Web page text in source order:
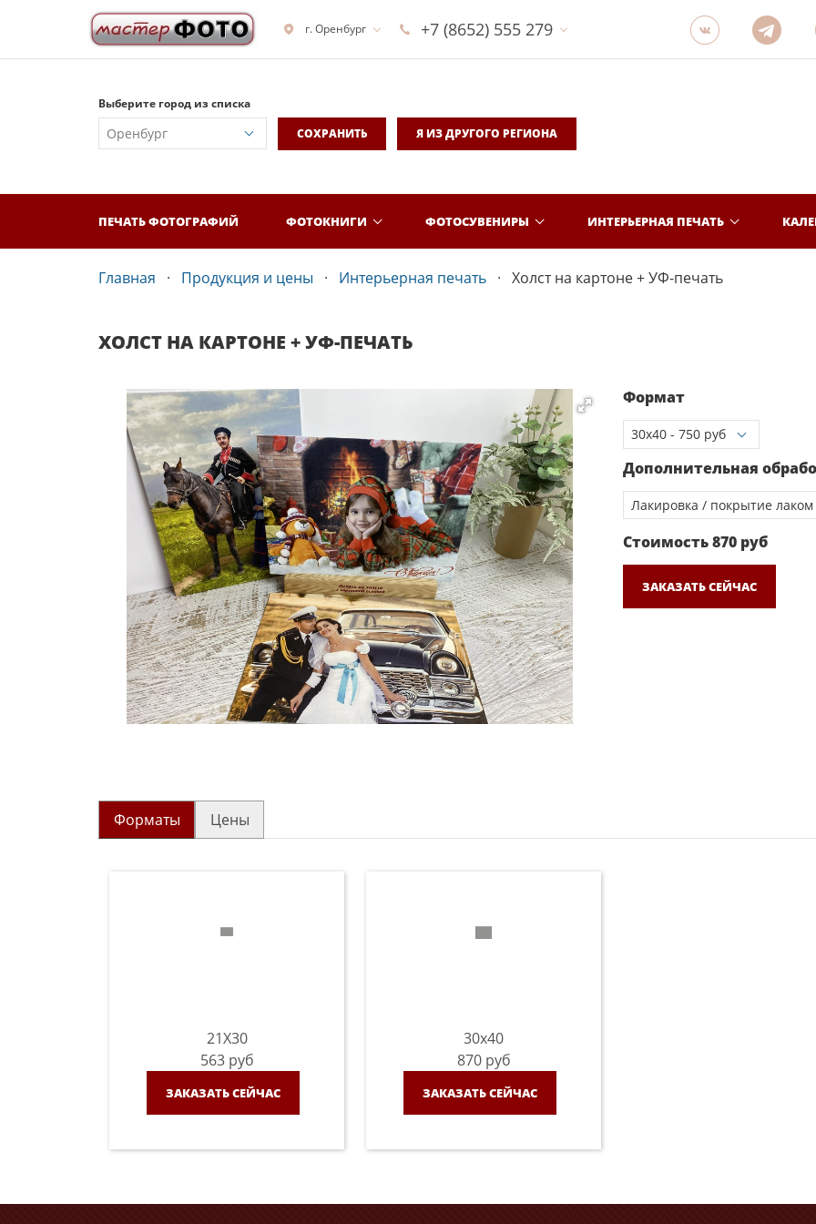
г. Оренбург +7 (8652) 555 279
Выберите город из списка
СОХРАНИТЬ
Я ИЗ ДРУГОГО РЕГИОНА
ПЕЧАТЬ ФОТОГРАФИЙ ФОТОКНИГИ ФОТОСУВЕНИРЫ ИНТЕРЬЕРНАЯ ПЕЧАТЬ
Главная Продукция и цены Интерьерная печать Холст на картоне + УФ-печать
ХОЛСТ НА КАРТОНЕ + УФ-ПЕЧАТЬ
Формат
Дополнительная
Стоимость870 руб
ЗАКАЗАТЬ СЕЙЧАС
Форматы Цены
21X30
563 руб
ЗАКАЗАТЬ СЕЙЧАС
30x40
870 руб
ЗАКАЗАТЬ СЕЙЧАС